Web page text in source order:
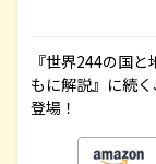
『世界244の国
もに解説』に続
登場！